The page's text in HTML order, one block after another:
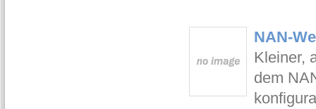
NAN-
Kleiner,
dem